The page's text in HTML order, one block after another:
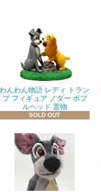
わんわん物語 レディ トラン
プ フィギュア ノダー ボブ
ルヘッド 置物
SOLD OUT